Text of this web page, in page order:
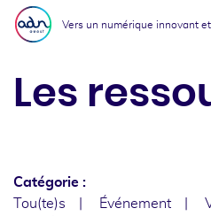
Aller au menu
Aller au contenu
Vers un numérique innovant
Les
Catégorie :
Tou(te)s
Événement